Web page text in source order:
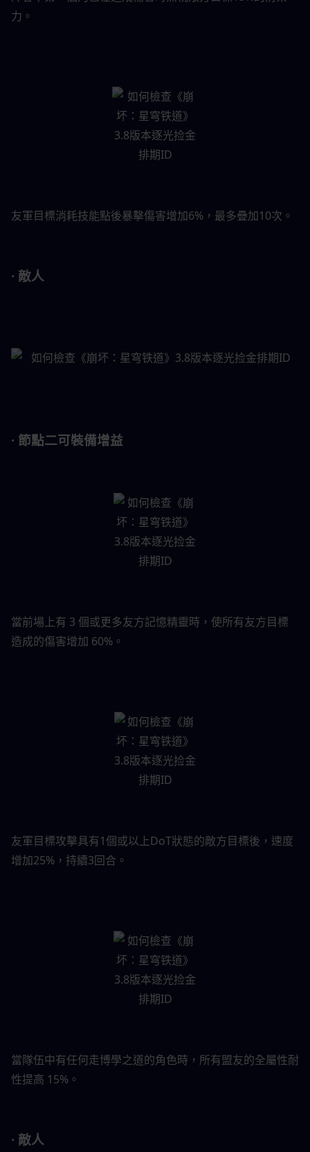
力。
友軍目標消耗技能點後暴擊傷害增加6%，最多疊加10次。
· 敵人
· 節點二可裝備增益
當前場上有 3 個或更多友方記憶精靈時，使所有友方目標
造成的傷害增加 60%。
友軍目標攻擊具有1個或以上DoT狀態的敵方目標後，速度
增加25%，持續3回合。
當隊伍中有任何走博學之道的角色時，所有盟友的全屬性耐
性提高 15%。
· 敵人